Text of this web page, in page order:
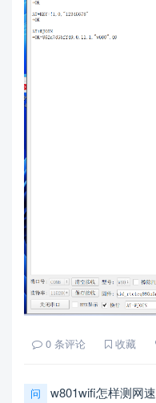
0 条评论 收藏
问 w801wifi怎样测网速